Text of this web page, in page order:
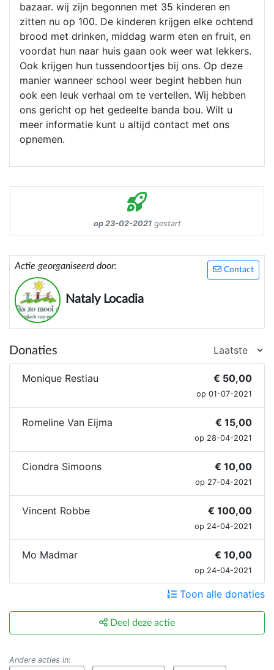
bazaar. wij zijn begonnen met 35 kinderen en
zitten nu op 100. De kinderen krijgen elke ochtend
brood met drinken, middag warm eten en fruit, en
voordat hun naar huis gaan ook weer wat lekkers.
Ook krijgen hun tussendoortjes bij ons. Op deze
manier wanneer school weer begint hebben hun
ook een leuk verhaal om te vertellen. Wij hebben
ons gericht op het gedeelte banda bou. Wilt u
meer informatie kunt u altijd contact met ons
opnemen.
op 23-02-2021gestart
Contact
Actie georganiseerd door:
Nataly Locadia
Donaties
Monique Restiau € 50,00
op 01-07-2021
Romeline Van Eijma € 15,00
op 28-04-2021
Ciondra Simoons € 10,00
op 27-04-2021
Vincent Robbe € 100,00
op 24-04-2021
Mo Madmar € 10,00
op 24-04-2021
Toon alle donaties
Deel deze actie
Andere acties in: